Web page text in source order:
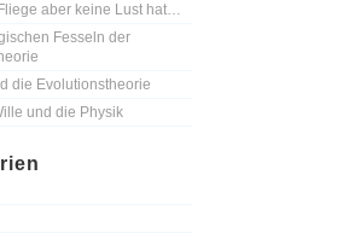
aber keine Lust hat…
Fesseln der
die Evolutionstheorie
und die Physik